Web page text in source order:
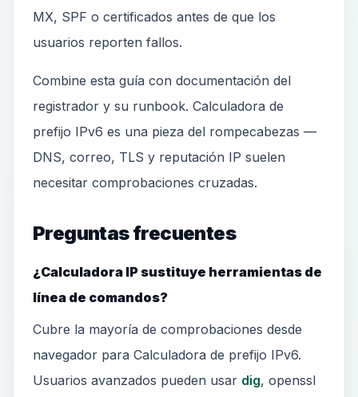
MX, SPF o certificados antes de que los
usuarios reporten fallos.
Combine esta guía con documentación del
registrador y su runbook. Calculadora de
prefijo IPv6 es una pieza del rompecabezas —
DNS, correo, TLS y reputación IP suelen
necesitar comprobaciones cruzadas.
Preguntas frecuentes
¿Calculadora IP sustituye herramientas de
línea de comandos?
Cubre la mayoría de comprobaciones desde
navegador para Calculadora de prefijo IPv6.
Usuarios avanzados pueden usar dig, openssl